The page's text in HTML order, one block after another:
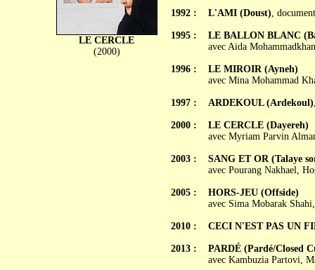
LE CERCLE
(2000)
1992 :
1995 :
1996 :
1997 :
2000 :
2003 :
2005 :
2010 :
2013 :
L'AMI (Doust),
LE BALLON BLANC
avec Aida
LE MIROIR (Ayneh)
avec Mina Mohammad
ARDEKOUL (Ardekoul)
LE CERCLE (Dayereh)
avec Myriam Parvin
SANG ET OR (Talaye
avec Pourang Nakhael,
HORS-JEU (Offside)
avec Sima Mobarak
CECI N'EST PAS UN
PARDÉ (Pardé/Closed
avec Kambuzia Partovi,